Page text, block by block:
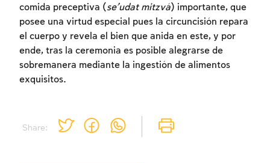
Share:
comida preceptiva (se’udat mitzvá) importante, que
posee una virtud especial pues la circuncisión repara
el cuerpo y revela el bien que anida en este, y por
ende, tras la ceremonia es posible alegrarse de
sobremanera mediante la ingestión de alimentos
exquisitos.